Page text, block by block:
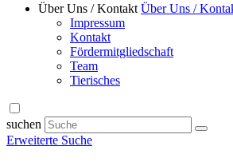
Über Uns / Kontakt Über Uns /
Impressum
Kontakt
Fördermitgliedschaft
Team
Tierisches
suchen
Erweiterte Suche